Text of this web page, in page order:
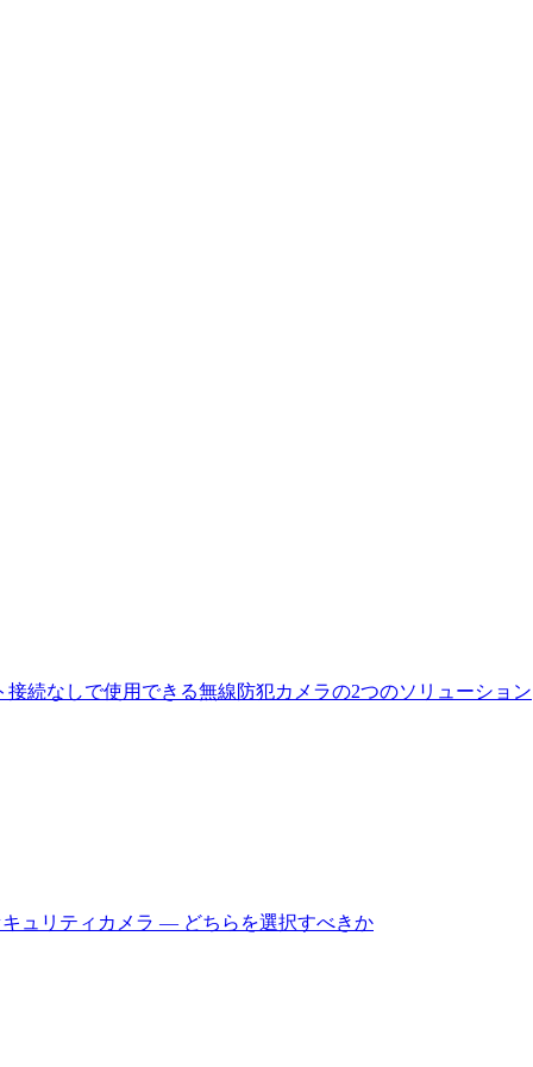
接続なしで使用できる無線防犯カメラの2つのソリューション
ュリティカメラ — どちらを選択すべきか